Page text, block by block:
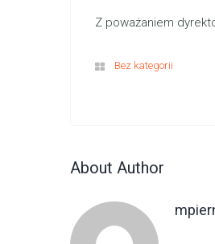
Z poważaniem
Bez kategorii
About Author